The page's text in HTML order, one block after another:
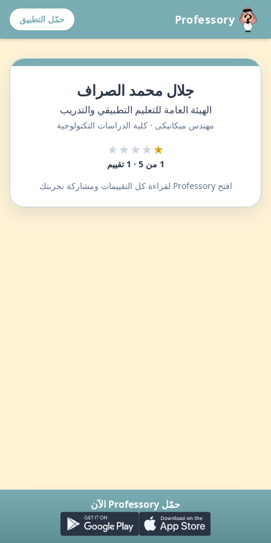
Professory حمّل التطبيق
جلال محمد الصراف
الهيئة العامة للتعليم التطبيقي والتدريب
مهندس ميكانيكى · كلية الدراسات التكنولوجية
★
★★★★
1 من 5 · 1 تقييم
افتح Professory لقراءة كل التقييمات ومشاركة تجربتك
حمّل Professory الآن